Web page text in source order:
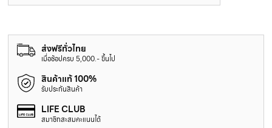
ส่งฟรีทั่วไทย
เมื่อช้อปครบ 5,000.- ขึ้นไป
สินค้าแท้ 100%
รับประกันสินค้า
LIFE CLUB
สมาชิกสะสมคะแนนได้